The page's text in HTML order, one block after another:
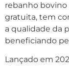
rebanho
gratuita, tem
a qualidade da
beneficiando
Lançado em